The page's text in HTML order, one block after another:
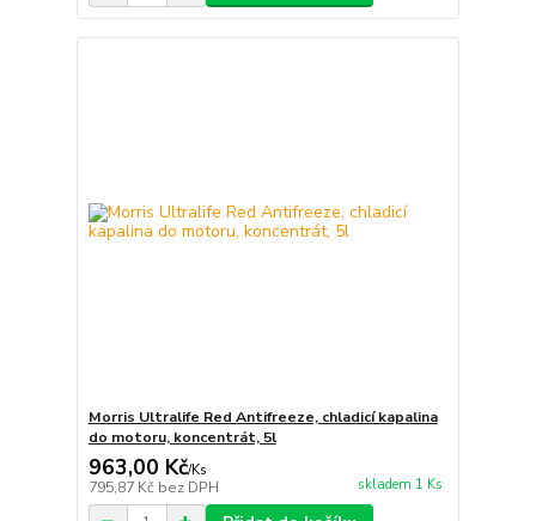
Morris Ultralife Red Antifreeze, chladicí kapalina
do motoru, koncentrát, 5l
963,00 Kč/Ks
795,87 Kč bez DPH skladem 1 Ks